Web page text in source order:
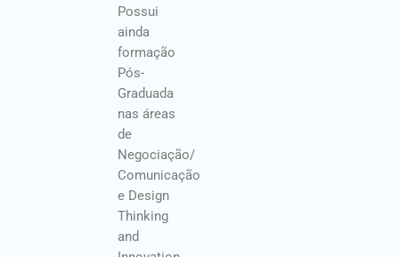
Possui
ainda
formação
Pós-
Graduada
nas áreas
de
Negociação/
Comunicação
e Design
Thinking
and